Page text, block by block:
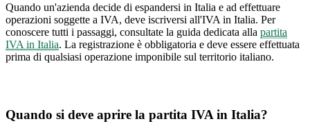
Quando un'azienda decide di espandersi in Italia e ad effettuare
operazioni soggette a IVA, deve iscriversi all'IVA in Italia. Per
conoscere tutti i passaggi, consultate la guida dedicata alla partita
IVA in Italia. La registrazione è obbligatoria e deve essere effettuata
prima di qualsiasi operazione imponibile sul territorio italiano.
Quando si deve aprire la partita IVA in Italia?